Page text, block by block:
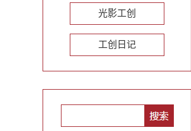
光影工创
工创日记